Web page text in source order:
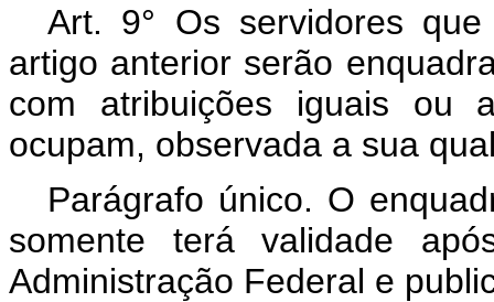
Art. 9° Os servidores
artigo anterior serão
com atribuições iguais ou
ocupam, observada a sua
Parágrafo único. O
somente terá validade
Administração Federal e